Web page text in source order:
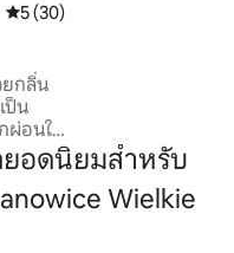
คะแนนเฉลี่ย 5 จาก 5, 30 รีวิว
5 (30)
กลิ่น
ป็น
ผ่อนใน
มไปด้ง
วยให้
อดนิยมสำหรับ
Wielkie